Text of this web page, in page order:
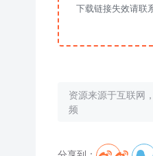
下载链接失效请联
资源来源于互联网
频